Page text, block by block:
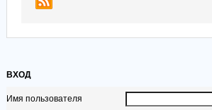
ВХОД
Имя пользователя